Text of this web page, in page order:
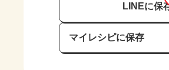
LINEに保
マイレシピに保存
保存済み